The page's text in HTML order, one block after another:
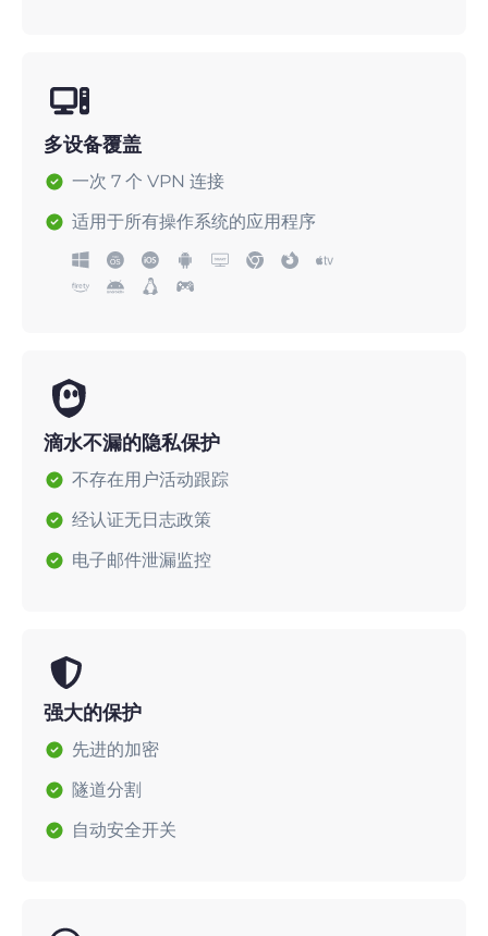
多设备覆盖
一次 7 个 VPN 连接
适用于所有操作系统的应用程序
滴水不漏的隐私保护
不存在用户活动跟踪
经认证无日志政策
电子邮件泄漏监控
强大的保护
先进的加密
隧道分割
自动安全开关